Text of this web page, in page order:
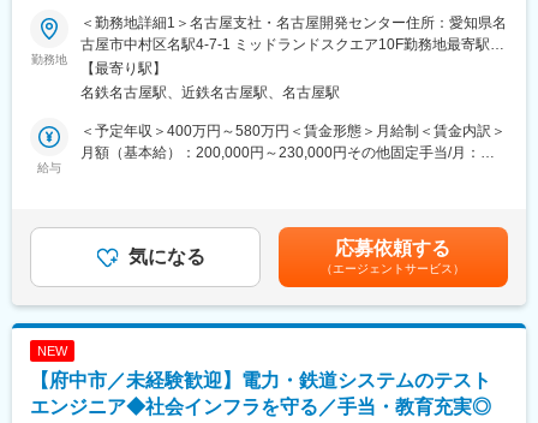
トへのステップアップも目指す事も可能。
リモート勤務など柔軟な働き方にも対応しており、自分らしいキ
ャリアを築いていける職場です。
==============
■企業概要
1999年に熊本で創業し、2022年に東証へ上場。
AIやIoTなどの最先端分野で変化に強い組織を目指しております。
の拡大を行っております。
全拠点で見ても特に大きく拡大をしている拠点となります。
==============
■業務内容
同社が大手メーカーから請負で開発を進める顔認証・動態解析の
ソフトウェア開発プロジェクトへのアサインとなります。開発対
象は360度カメラと温度センサー。無人運営の実証実験店舗で使
用され、犯罪抑止のため、客の動態解析を行います（3か月後の自
社開発化を目指し開発を進めています）。
■詳細
内蔵・制御（言語：C+,C）、オープン言語の知見をお持ちの方に
はカメラが捉える画像の分析・解析、ユーザー端末やクラウドへ
の格納、表示（言語：Pyhon）をお任せします。
ーンが手掛けるプロジェクトとなります。最新の技術に関与し、
スキルを高めたい方にピッタリの案件となります。
勤務地
＜勤務地詳細1＞名古屋支社・名古屋開発センター住所：愛知県名
古屋市中村区名駅4-7-1 ミッドランドスクエア10F勤務地最寄駅：
名古屋鉄道名古屋本線／名古屋駅受動喫煙対策：敷地内喫煙可能
場所あり＜勤務地詳細2＞名古屋第二開発センター住所：名古屋市
下鉄桜通線／国際センター駅受動喫煙対策：屋内全面禁煙＜勤務
地詳細3＞顧客先(愛知県)住所：愛知県内の顧客先 受動喫煙対策：
【最寄り駅】
名鉄名古屋駅、近鉄名古屋駅、名古屋駅
給与
＜予定年収＞400万円～580万円＜賃金形態＞月給制＜賃金内訳＞
月額（基本給）：200,000円～230,000円その他固定手当/月：
31,000円/月・職務手当 38,000円～65,000円/月・役職手当 ～
90,000円/月■賞与 年2回（7月、12月）※前年度実績1.5ヶ月分■
昇給 年1回（4月）※人事考課による賃金はあくまでも目安の金
額であり、選考を通じて上下する可能性があります。月給(月額)は
固定手当を含めた表記です。
気になる 応募依頼する
（エージェントサービス）
NEW
【府中市／未経験歓迎】電力・鉄道システムのテスト
エンジニア◆社会インフラを守る／手当・教育充実◎